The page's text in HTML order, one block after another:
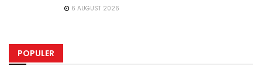
6 AUGUST 2026
POPULER